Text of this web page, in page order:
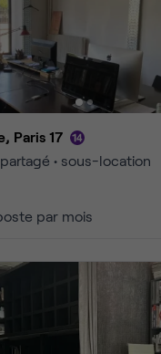
Paris 17
• sous-location
par mois